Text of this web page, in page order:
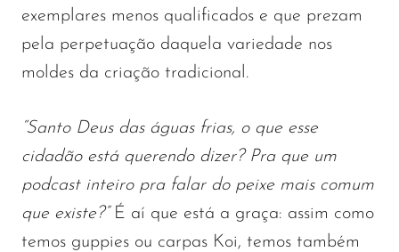
exemplares menos qualificados e que prezam
pela perpetuação daquela variedade nos
moldes da criação tradicional.
“Santo Deus das águas frias, o que esse
cidadão está querendo dizer? Pra que um
podcast inteiro pra falar do peixe mais comum
que existe?”É aí que está a graça: assim como
temos guppies ou carpas Koi, temos também